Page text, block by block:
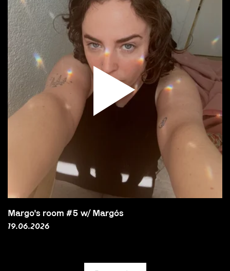
Margo's room #5 w/ Margós
19.06.2026